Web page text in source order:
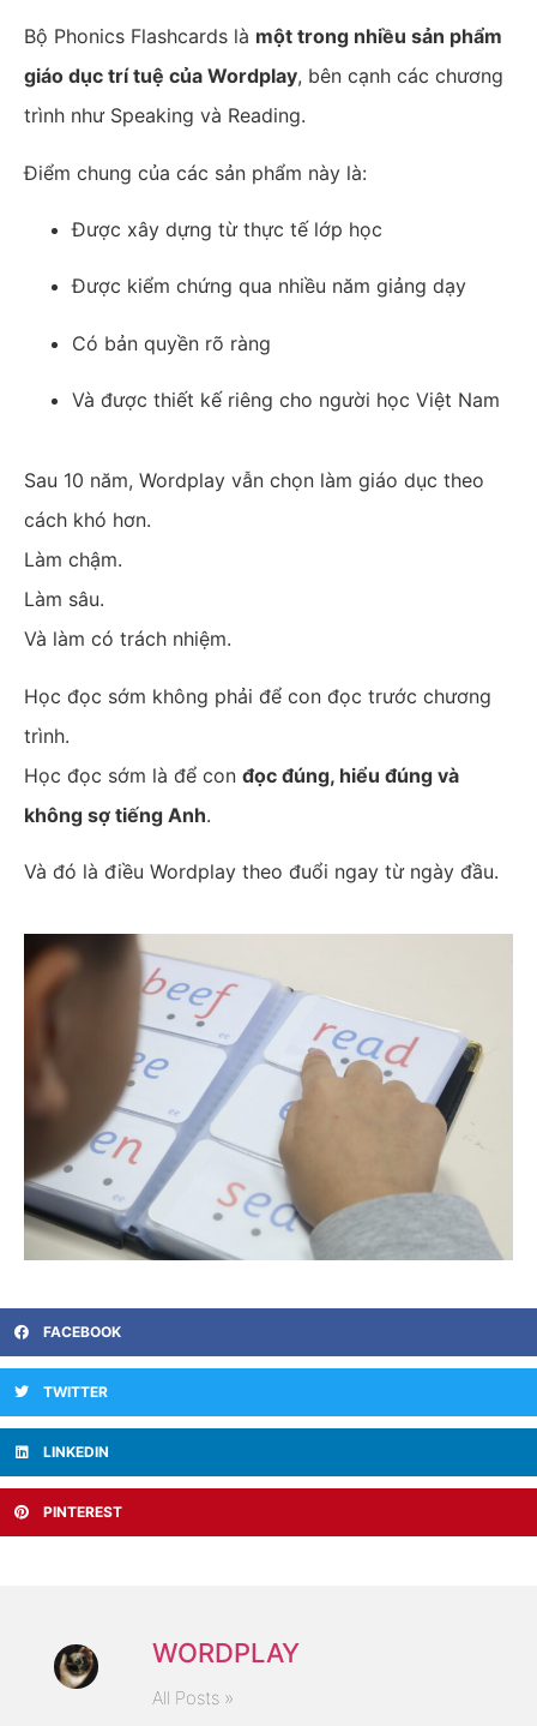
Bộ Phonics Flashcards là một trong nhiều sản phẩm
giáo dục trí tuệ của Wordplay, bên cạnh các chương
trình như Speaking và Reading.
Điểm chung của các sản phẩm này là:
Được xây dựng từ thực tế lớp học
Được kiểm chứng qua nhiều năm giảng dạy
Có bản quyền rõ ràng
Và được thiết kế riêng cho người học Việt Nam
Sau 10 năm, Wordplay vẫn chọn làm giáo dục theo
cách khó hơn.
Làm chậm.
Làm sâu.
Và làm có trách nhiệm.
Học đọc sớm không phải để con đọc trước chương
trình.
Học đọc sớm là để con đọc đúng, hiểu đúng và
không sợ tiếng Anh.
Và đó là điều Wordplay theo đuổi ngay từ ngày đầu.
FACEBOOK
TWITTER
LINKEDIN
PINTEREST
WORDPLAY
All Posts »